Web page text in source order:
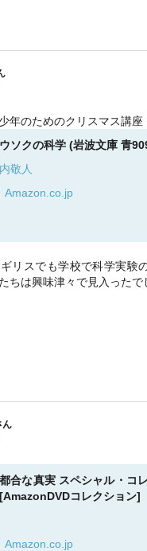
年のためのクリスマス講座
ソクの科学 (岩波文庫 青
敬人
Amazon.co.jp
リスでも学校で科学実験
ちは興味津々で見入ったで
ん
合な真実 スペシャル・コ
コレクション]
Amazon.co.jp